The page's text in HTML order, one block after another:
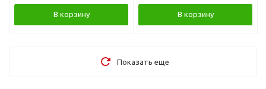
В корзину В корзину
Показать еще